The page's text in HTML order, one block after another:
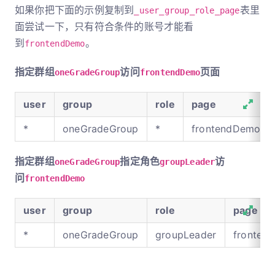
如果你把下面的示例复制到 _user_group_role_page表里
面尝试一下，只有符合条件的账号才能看
到 frontendDemo。
指定群组oneGradeGroup访问frontendDemo页面
user group role
page
*
oneGradeGroup * frontendDemo
指定群组oneGradeGroup指定角色groupLeader访
问frontendDemo
user group role
page
*
oneGradeGroup groupLeader